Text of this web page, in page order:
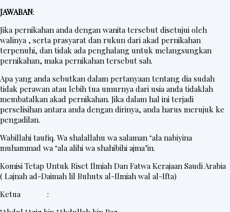
JAWABAN:
Jika pernikahan anda dengan wanita tersebut disetujui oleh
walinya , serta prasyarat dan rukun dari akad pernikahan
terpenuhi, dan tidak ada penghalang untuk melangsungkan
pernikahan, maka pernikahan tersebut sah.
Apa yang anda sebutkan dalam pertanyaan tentang dia sudah
tidak perawan atau lebih tua umurnya dari usia anda tidaklah
membatalkan akad pernikahan. Jika dalam hal ini terjadi
perselisihan antara anda dengan dirinya, anda harus merujuk ke
pengadilan.
Wabillahi taufiq. Wa shalallahu wa salaman ‘ala nabiyina
muhammad wa ‘ala alihi wa shahibihi ajma’in.
Komisi Tetap Untuk Riset Ilmiah Dan Fatwa Kerajaan Saudi Arabia
( Lajnah ad-Daimah lil Buhuts al-Ilmiah wal al-Ifta)
Ketua :